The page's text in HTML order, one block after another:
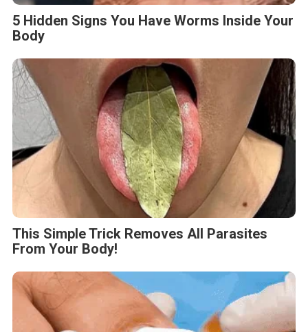
5 Hidden Signs You Have Worms Inside Your
Body
This Simple Trick Removes All Parasites
From Your Body!